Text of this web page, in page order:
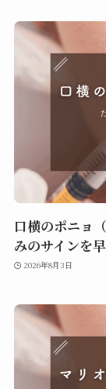
口横のポニョ
みのサインを
2026年8月3日